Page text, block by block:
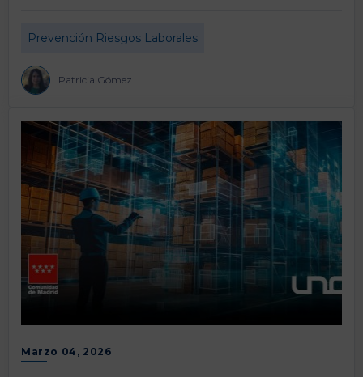
Prevención Riesgos Laborales
Patricia Gómez
Marzo 04, 2026